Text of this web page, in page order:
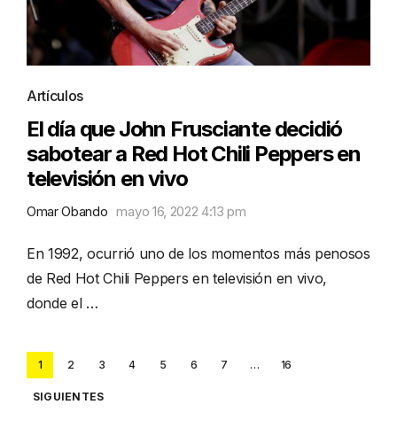
Artículos
El día que John Frusciante decidió
sabotear a Red Hot Chili Peppers en
televisión en vivo
Omar Obando mayo 16, 2022 4:13 pm
En 1992, ocurrió uno de los momentos más penosos
de Red Hot Chili Peppers en televisión en vivo,
donde el …
Posts
pagination
1 2 3 4 5 6 7 … 16
SIGUIENTES